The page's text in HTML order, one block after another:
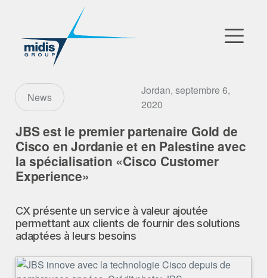
Go to Market
Partenaires Technologiques
Actualités
Notre Entreprise
FR | EN | AR
News
Jordan, septembre 6,
2020
JBS est le premier partenaire Gold de
Cisco en Jordanie et en Palestine avec
la spécialisation «Cisco Customer
Experience»
CX présente un service à valeur ajoutée
permettant aux clients de fournir des solutions
adaptées à leurs besoins